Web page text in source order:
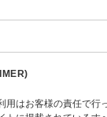
用はお客様の責任で行